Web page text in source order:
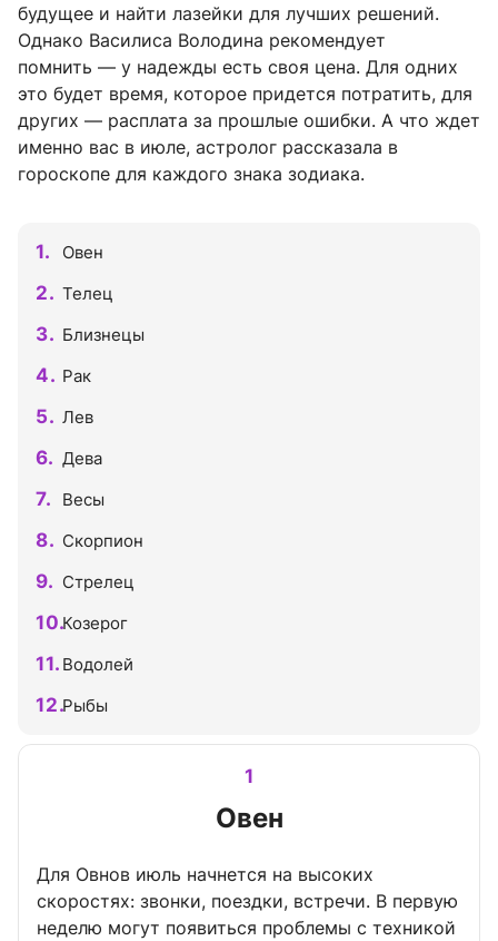
будущее и найти лазейки для лучших решений.
Однако Василиса Володина рекомендует
помнить — у надежды есть своя цена. Для одних
это будет время, которое придется потратить, для
других — расплата за прошлые ошибки. А что ждет
именно вас в июле, астролог рассказала в
гороскопе для каждого знака зодиака.
Овен
Телец
Близнецы
Рак
Лев
Дева
Весы
Скорпион
Стрелец
Козерог
Водолей
Рыбы
1
Овен
Для Овнов июль начнется на высоких
скоростях: звонки, поездки, встречи. В первую
неделю могут появиться проблемы с техникой